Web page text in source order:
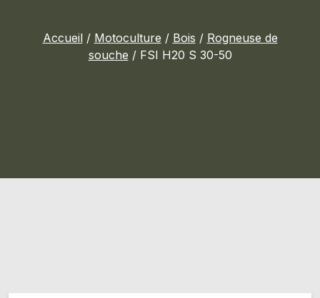
Accueil/ Motoculture / Bois / Rogneuse de
souche / FSI H20 S 30-50